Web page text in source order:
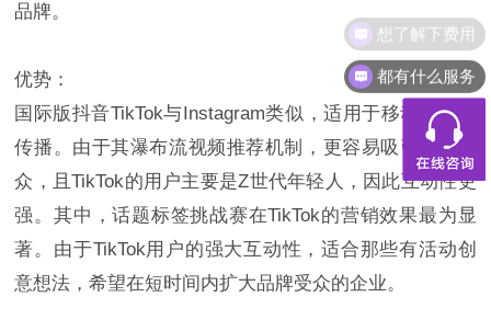
品牌。
优势：
国际版抖音TikTok与Instagram类似，适用于移动端内容
传播。由于其瀑布流视频推荐机制，更容易吸引目标受
众，且TikTok的用户主要是Z世代年轻人，因此互动性更
强。其中，话题标签挑战赛在TikTok的营销效果最为显
著。由于TikTok用户的强大互动性，适合那些有活动创
意想法，希望在短时间内扩大品牌受众的企业。
都有什么服务